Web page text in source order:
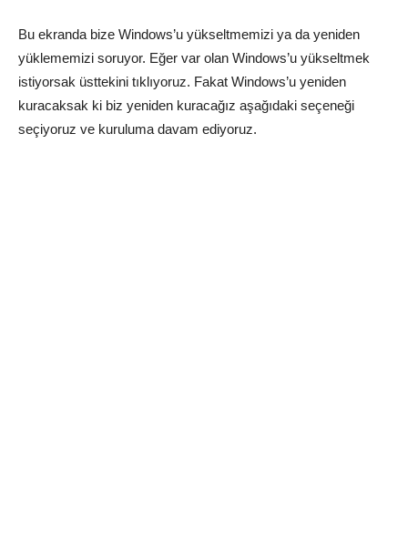
Bu ekranda bize Windows’u yükseltmemizi ya da yeniden
yüklememizi soruyor. Eğer var olan Windows’u yükseltmek
istiyorsak üsttekini tıklıyoruz. Fakat Windows’u yeniden
kuracaksak ki biz yeniden kuracağız aşağıdaki seçeneği
seçiyoruz ve kuruluma davam ediyoruz.